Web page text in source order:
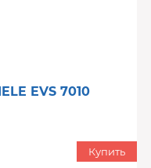
EVS 7010
Купить